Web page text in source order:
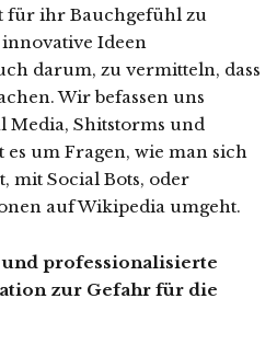
für ihr Bauchgefühl zu
innovative Ideen
darum, zu vermitteln, dass
Wir befassen uns
Media, Shitstorms und
um Fragen, wie man sich
mit Social Bots, oder
auf Wikipedia umgeht.
professionalisierte
zur Gefahr für die